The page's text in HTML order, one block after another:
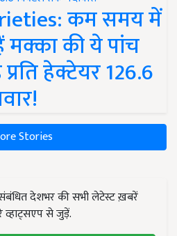
कम समय में
मक्का की ये पांच
हेक्टेयर 126.6
Stories
देशभर की सभी लेटेस्ट ख़बरें
व्हाट्सएप से जुड़ें.